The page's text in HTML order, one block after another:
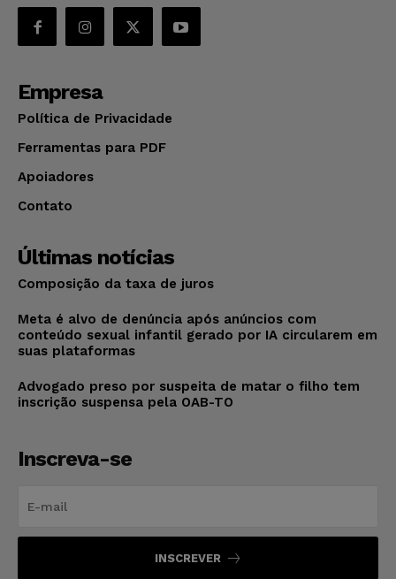
Empresa
Política de Privacidade
Ferramentas para PDF
Apoiadores
Contato
Últimas notícias
Composição da taxa de juros
Meta é alvo de denúncia após anúncios com
conteúdo sexual infantil gerado por IA circularem em
suas plataformas
Advogado preso por suspeita de matar o filho tem
inscrição suspensa pela OAB-TO
Inscreva-se
INSCREVER